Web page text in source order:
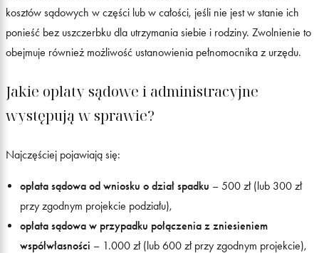
kosztów sądowych w części lub w całości, jeśli nie jest w stanie ich
ponieść bez uszczerbku dla utrzymania siebie i rodziny. Zwolnienie to
obejmuje również możliwość ustanowienia pełnomocnika z urzędu.
Jakie opłaty sądowe i administracyjne
występują w sprawie?
Najczęściej pojawiają się:
opłata sądowa od wniosku o dział spadku – 500 zł (lub 300 zł
przy zgodnym projekcie podziału),
opłata sądowa w przypadku połączenia z zniesieniem
współwłasności – 1.000 zł (lub 600 zł przy zgodnym projekcie),